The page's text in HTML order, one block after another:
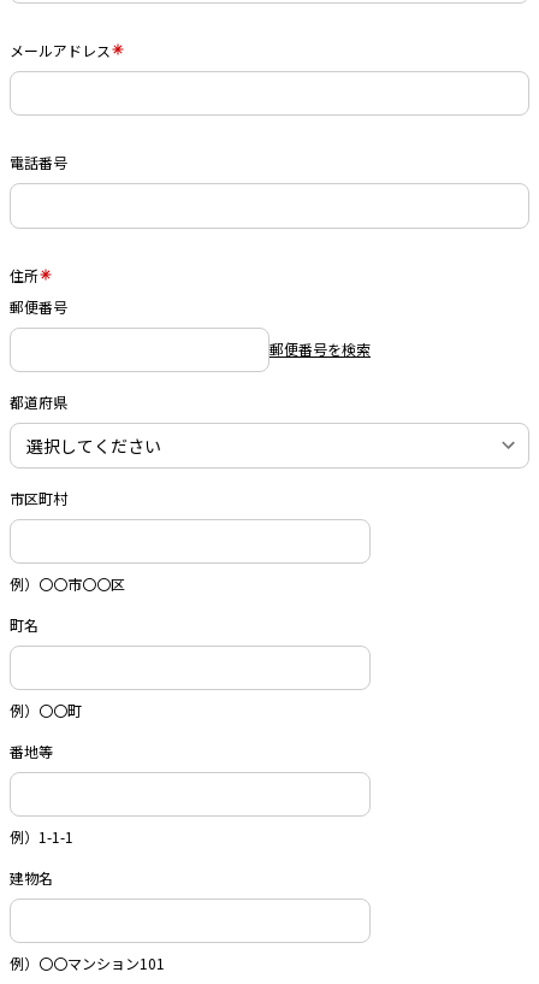
メールアドレス
電話番号
住所
郵便番号
郵便番号を検索
都道府県
市区町村
例）〇〇市〇〇区
町名
例）〇〇町
番地等
例）1-1-1
建物名
例）〇〇マンション101